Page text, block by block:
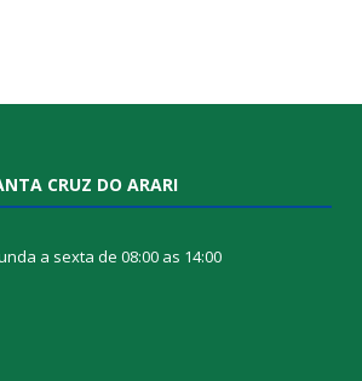
CRUZ DO ARARI
a sexta de 08:00 as 14:00